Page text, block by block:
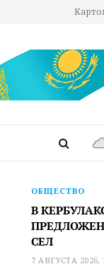
ОБЩЕСТВО
В
СЕЛ
7 АВГУСТА 2026,